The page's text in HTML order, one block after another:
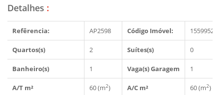
Detalhes :
Refêrencia: AP2598 Código Imóvel: 1559952
Quartos(s) 2 Suítes(s) 0
Banheiro(s) 1 Vaga(s) Garagem 1
A/T m² 60 (m2) A/C m² 60 (m2)